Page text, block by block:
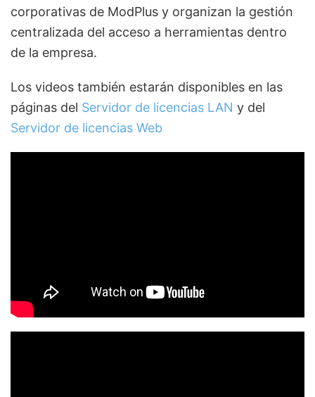
corporativas de ModPlus y organizan la gestión
centralizada del acceso a herramientas dentro
de la empresa.
Los videos también estarán disponibles en las
páginas del Servidor de licencias LAN y del
Servidor de licencias Web